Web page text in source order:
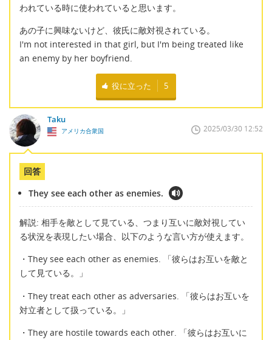
われている時に使われていると思います。
あの子に興味ないけど、彼氏に敵対視されている。
I'm not interested in that girl, but I'm being treated like
an enemy by her boyfriend.
役に立った 5
Taku
アメリカ合衆国 2025/03/30 12:52
回答
They see each other as enemies.
解説: 相手を敵として見ている、つまり互いに敵対視してい
る状況を表現したい場合、以下のような言い方が使えます。
・They see each other as enemies. 「彼らはお互いを敵と
して見ている。」
・They treat each other as adversaries. 「彼らはお互いを
対立者として扱っている。」
・They are hostile towards each other. 「彼らはお互いに